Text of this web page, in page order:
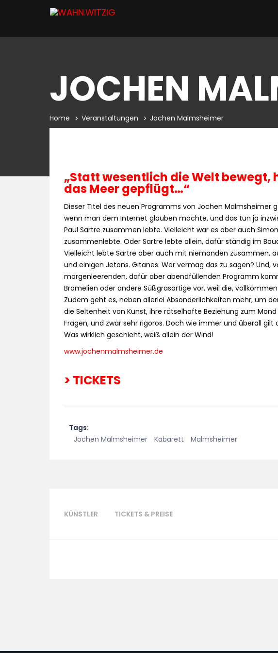
JOCHEN
Home Veranstaltungen Jochen Malmsheimer
„Statt wesentlich die Welt bewegt,
das Meer gepflügt…“
Dieser Titel des neuen Programms von Jochen Malmsheimer
wenn man dem Internet glauben möchte, und das tun ja
Paul Sartre zusammen lebte. Vielleicht war es aber auch
zusammenlebte. Oder Sartre lebte allein, dafür ständig im
Vielleicht lebte Sartre aber auch mit niemanden zusammen,
und einigen Jetons. Gitanes. Wer vermag das zu sagen? Und,
morgenleerenden, dafür aber abendfüllenden Programm
Bromelien oder andere Süßgrasartige vor, weil die,
Zudem geht es, neben allerlei Absonderlichkeiten mehr, um
die Seltenheit von Kunst, ihre rätselhafte Beziehung zum
Fragen, und zwar sehr rigoros. Doch wie immer und überall gilt
Was wirklich geschieht, weiß allein der Wind!
www.jochenmalmsheimer.de
> TICKETS
Tags:
Jochen Malmsheimer
Kabarett Malmsheimer
KÜNSTLER TICKETS & PREISE